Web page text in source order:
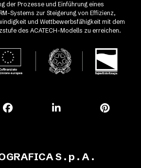
der Prozesse und Einführung eines
Systems zur Steigerung von Effizienz,
und Wettbewerbsfähigkeit mit dem
des ACATECH-Modells zu erreichen.
S . p . A .